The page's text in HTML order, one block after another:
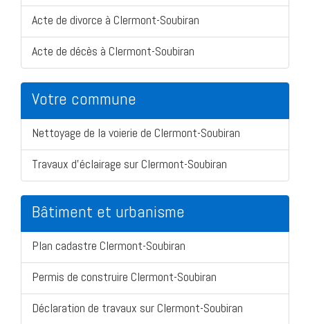
Acte de divorce à Clermont-Soubiran
Acte de décès à Clermont-Soubiran
Votre commune
Nettoyage de la voierie de Clermont-Soubiran
Travaux d'éclairage sur Clermont-Soubiran
Bâtiment et urbanisme
Plan cadastre Clermont-Soubiran
Permis de construire Clermont-Soubiran
Déclaration de travaux sur Clermont-Soubiran